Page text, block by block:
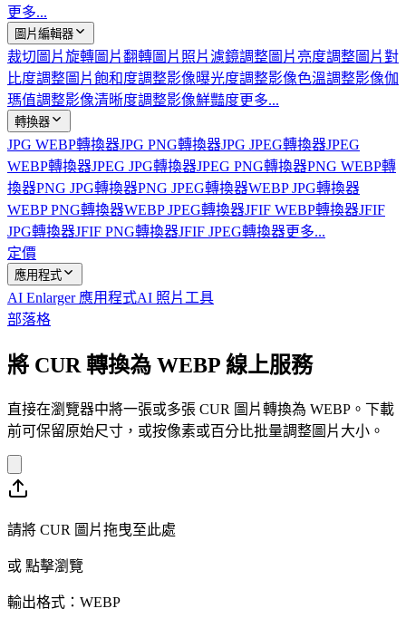
更多...
圖片編輯器
裁切圖片旋轉圖片翻轉圖片 照片濾鏡調整圖片亮度調整圖片對
比度調整圖片飽和度調整影像曝光度調整影像色溫調整影像伽
瑪值調整影像清晰度調整影像鮮豔度更多...
轉換器
JPG WEBP轉換器JPG PNG轉換器JPG JPEG轉換器JPEG
WEBP轉換器JPEG JPG轉換器JPEG PNG轉換器PNG WEBP轉
換器PNG JPG轉換器PNG JPEG轉換器WEBP JPG轉換器
WEBP PNG轉換器WEBP JPEG轉換器JFIF WEBP轉換器JFIF
JPG轉換器JFIF PNG轉換器JFIF JPEG轉換器更多...
定價
應用程式
AI Enlarger 應用程式AI 照片工具
部落格
將 CUR 轉換為 WEBP 線上服務
直接在瀏覽器中將一張或多張 CUR 圖片轉換為 WEBP。下載
前可保留原始尺寸，或按像素或百分比批量調整圖片大小。
請將 CUR 圖片拖曳至此處
或 點擊瀏覽
輸出格式：WEBP